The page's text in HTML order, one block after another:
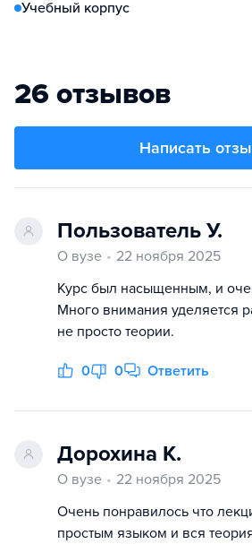
Учебный корпус
26 отзывов
Написать
Пользователь У.
О вузе
22 ноября 2025
Курс был насыщенным, и
Много внимания уделяется
не просто теории.
0 0 Ответить
Дорохина К.
О вузе
22 ноября 2025
Очень понравилось что
простым языком и вся